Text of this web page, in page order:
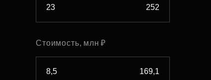
Стоимость, млн ₽